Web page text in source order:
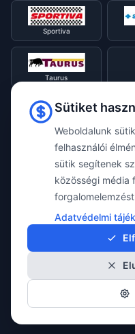
Sportiva
Taurus
Tracmax
Uniroyal
Vredestein
© 2026 Taylor
Sütiket
Weboldalunk
felhasználói
sütik segítenek
közösségi média
Adatvédelmi